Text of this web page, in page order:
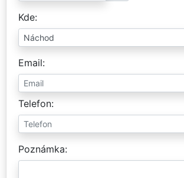
Kde
Email
Telefon
Poznámka